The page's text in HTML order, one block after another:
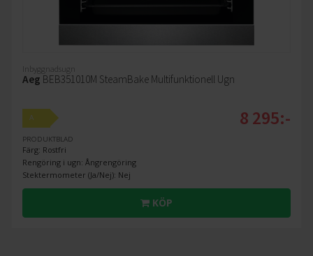
Inbyggnadsugn
Aeg BEB351010M SteamBake Multifunktionell Ugn
A
PRODUKTBLAD
Färg: Rostfri
Rengöring i ugn: Ångrengöring
Stektermometer (Ja/Nej): Nej
8 295:-
KÖP